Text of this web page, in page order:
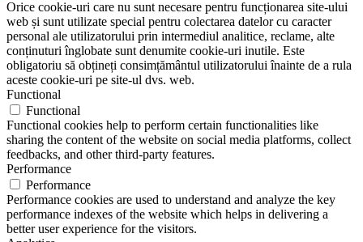
Orice cookie-uri care nu sunt necesare pentru funcționarea site-ului
web și sunt utilizate special pentru colectarea datelor cu caracter
personal ale utilizatorului prin intermediul analitice, reclame, alte
conținuturi înglobate sunt denumite cookie-uri inutile. Este
obligatoriu să obțineți consimțământul utilizatorului înainte de a rula
aceste cookie-uri pe site-ul dvs. web.
Functional
Functional
Functional cookies help to perform certain functionalities like
sharing the content of the website on social media platforms, collect
feedbacks, and other third-party features.
Performance
Performance
Performance cookies are used to understand and analyze the key
performance indexes of the website which helps in delivering a
better user experience for the visitors.